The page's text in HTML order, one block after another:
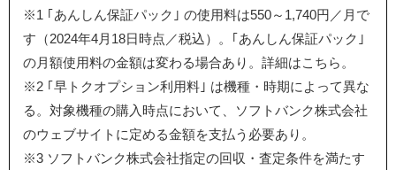
※1 ｢あんしん保証パック｣ の使用料は550～1,740円／月で
す（2024年4月18日時点／税込）。｢あんしん保証パック｣
の月額使用料の金額は変わる場合あり。詳細はこちら。
※2 ｢早トクオプション利用料｣ は機種・時期によって異な
る。対象機種の購入時点において、ソフトバンク株式会社
のウェブサイトに定める金額を支払う必要あり。
※3 ソフトバンク株式会社指定の回収・査定条件を満たす